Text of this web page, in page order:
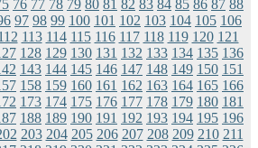
76 77 78 79 80 81 82 83 84 85 86 87 88
97 98 99 100 101 102 103 104 105 106
113 114 115 116 117 118 119 120 121
128 129 130 131 132 133 134 135 136
143 144 145 146 147 148 149 150 151
158 159 160 161 162 163 164 165 166
173 174 175 176 177 178 179 180 181
188 189 190 191 192 193 194 195 196
203 204 205 206 207 208 209 210 211